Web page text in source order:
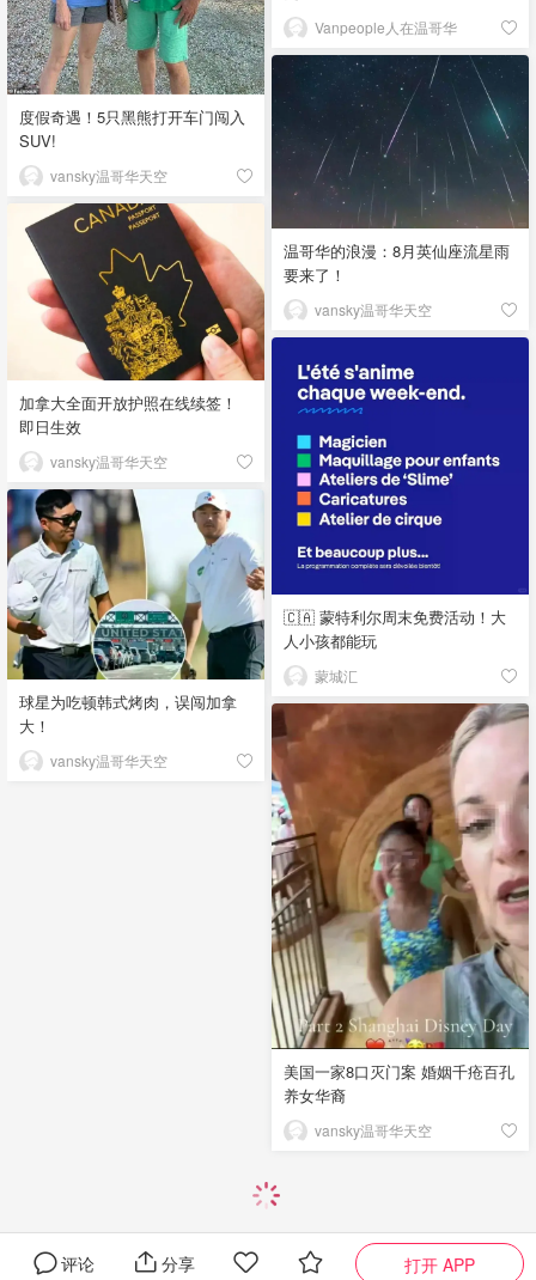
Vanpeople人在温哥华
度假奇遇！5只黑熊打开车门闯入
SUV!
vansky温哥华天空
温哥华的浪漫：8月英仙座流星雨
要来了！
vansky温哥华天空
加拿大全面开放护照在线续签！
即日生效
vansky温哥华天空
🇨🇦 蒙特利尔周末免费活动！大
人小孩都能玩
蒙城汇
球星为吃顿韩式烤肉，误闯加拿
大！
vansky温哥华天空
美国一家8口灭门案 婚姻千疮百孔
养女华裔
vansky温哥华天空
评论 分享 打开 APP